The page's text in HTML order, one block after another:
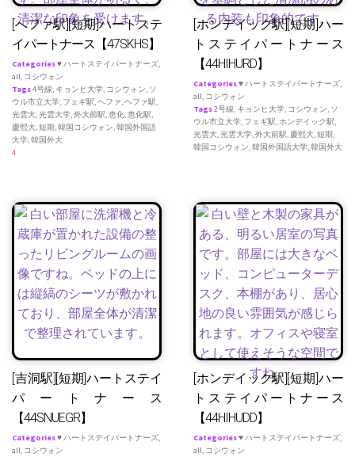
[へファ駅][短期]ハートステ
イパートナース【47SKHS】
Categories♥ ハートステイパートナーズ,
all, コシウォン
Tags4号線, キョンヒ大学, コシウォン, ソ
ウル市立大学, フェギ駅,ヘファ,ヘファ駅,
光雲大,光雲大学,外大前駅,恵化,恵化駅,
慶熙大,短期,韓国コシウォン,韓国外国語
大学,韓国外大
4
[ホンデイック駅][短期]ハー
トステイパートナース
【44HIHURD】
Categories♥ ハートステイパートナーズ,
all, コシウォン
Tags2号線, キョンヒ大学, コシウォン, ソ
ウル市立大学, フェギ駅,ホンデイック駅,
光雲大,光雲大学,外大前駅, 慶熙大,短期,
韓国コシウォン,韓国外国語大学,韓国外大
[吉洞駅][短期]ハートステイ
パートナース
【44SNUEGR】
Categories♥ ハートステイパートナーズ,
all, コシウォン
[ホンデイック駅][短期]ハー
トステイパートナース
【44HIHUDD】
Categories♥ ハートステイパートナーズ,
all, コシウォン